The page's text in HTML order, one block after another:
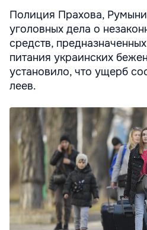
Полиция Прахова,
уголовных дела о
средств,
питания украинских
установило, что ущерб
леев.